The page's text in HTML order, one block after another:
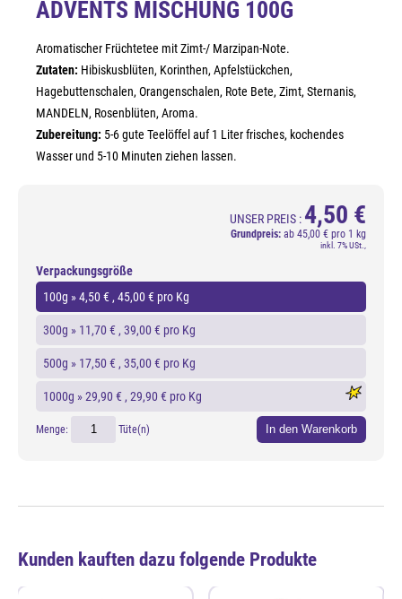
ADVENTS MISCHUNG 100G
Aromatischer Früchtetee mit Zimt-/ Marzipan-Note.
Zutaten: Hibiskusblüten, Korinthen, Apfelstückchen,
Hagebuttenschalen, Orangenschalen, Rote Bete, Zimt, Sternanis,
MANDELN, Rosenblüten, Aroma.
Zubereitung: 5-6 gute Teelöffel auf 1 Liter frisches, kochendes
Wasser und 5-10 Minuten ziehen lassen.
UNSER PREIS : 4,50 €
Grundpreis: ab 45,00 € pro 1 kg
inkl. 7% USt.,
Verpackungsgröße
100g »4,50 € , 45,00 € pro Kg
300g » 11,70 € , 39,00 € pro Kg
500g » 17,50 € , 35,00 € pro Kg
1000g »29,90 € , 29,90 € pro Kg
Menge: Tüte(n) In den Warenkorb
Kunden kauften dazu folgende Produkte